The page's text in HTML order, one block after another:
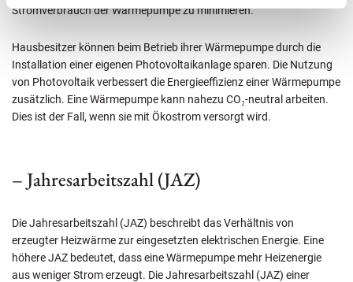
Stromverbrauch der Wärmepumpe zu minimieren.
Hausbesitzer können beim Betrieb ihrer Wärmepumpe durch die
Installation einer eigenen Photovoltaikanlage sparen. Die Nutzung
von Photovoltaik verbessert die Energieeffizienz einer Wärmepumpe
zusätzlich. Eine Wärmepumpe kann nahezu CO₂-neutral arbeiten.
Dies ist der Fall, wenn sie mit Ökostrom versorgt wird.
– Jahresarbeitszahl (JAZ)
Die Jahresarbeitszahl (JAZ) beschreibt das Verhältnis von
erzeugter Heizwärme zur eingesetzten elektrischen Energie. Eine
höhere JAZ bedeutet, dass eine Wärmepumpe mehr Heizenergie
aus weniger Strom erzeugt. Die Jahresarbeitszahl (JAZ) einer